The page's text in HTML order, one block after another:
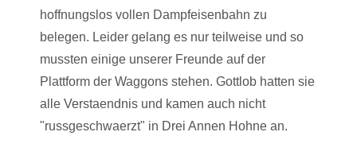
hoffnungslos vollen Dampfeisenbahn zu
belegen. Leider gelang es nur teilweise und so
mussten einige unserer Freunde auf der
Plattform der Waggons stehen. Gottlob hatten sie
alle Verstaendnis und kamen auch nicht
"russgeschwaerzt" in Drei Annen Hohne an.